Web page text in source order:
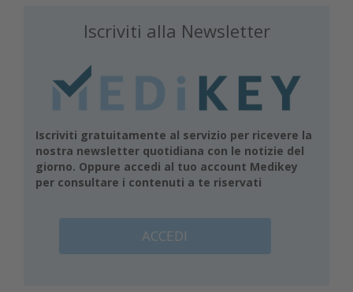
Iscriviti alla Newsletter
Iscriviti gratuitamente al servizio per ricevere la
nostra newsletter quotidiana con le notizie del
giorno. Oppure accedi al tuo account Medikey
per consultare i contenuti a te riservati
ACCEDI